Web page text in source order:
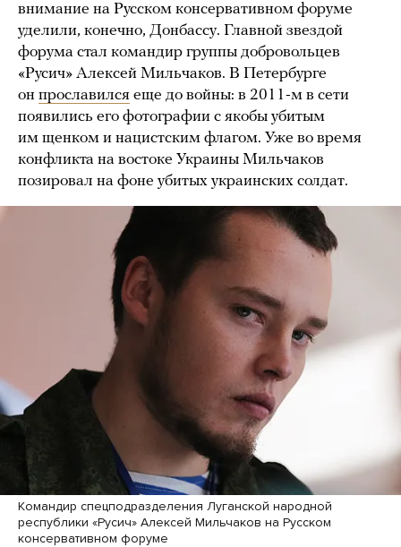
внимание на Русском консервативном форуме
уделили, конечно, Донбассу. Главной звездой
форума стал командир группы добровольцев
«Русич» Алексей Мильчаков. В Петербурге
он прославился еще до войны: в 2011-м в сети
появились его фотографии с якобы убитым
им щенком и нацистским флагом. Уже во время
конфликта на востоке Украины Мильчаков
позировал на фоне убитых украинских солдат.
Командир спецподразделения Луганской народной
республики «Русич» Алексей Мильчаков на Русском
консервативном форуме